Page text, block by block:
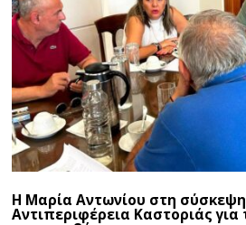
Η Μαρία Αντωνίου στη
Αντιπεριφέρεια Καστοριάς για